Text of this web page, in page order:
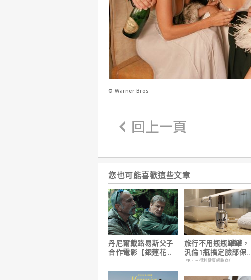
© Warner Bros
您也可能喜歡這些文章
丹尼爾戴路易斯父子
合作電影【銀蓮花】
播推薦
旅行不用瓶瓶罐罐，
汎倫1瓶搞定臉部保
養！
PR・三得利健康網路商店